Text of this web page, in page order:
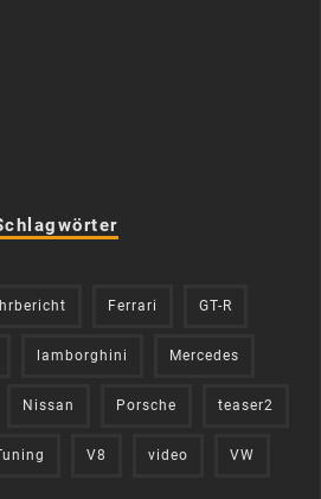
Ferrari GT-R
lamborghini Mercedes
Nissan Porsche teaser2
V8 video VW